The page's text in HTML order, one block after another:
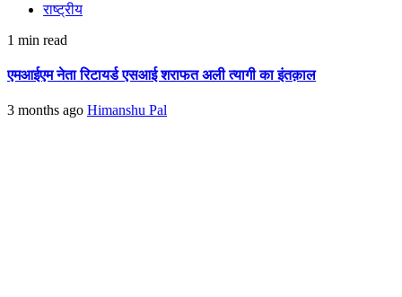
राष्ट्रीय
1 min read
एमआईएम नेता रिटायर्ड एसआई शराफत अली त्यागी का इंतक़ाल
3 months ago Himanshu Pal